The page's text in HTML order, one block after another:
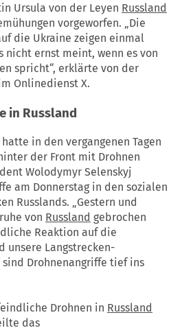
Ursula von der Leyen Russland
vorgeworfen. „Die
die Ukraine zeigen einmal
nicht ernst meint, wenn es von
spricht“, erklärte von der
Onlinedienst X.
in Russland
in den vergangenen Tagen
der Front mit Drohnen
Wolodymyr Selenskyj
am Donnerstag in den sozialen
Russlands. „Gestern und
von Russland gebrochen
Reaktion auf die
unsere Langstrecken-
Drohnenangriffe tief ins
Drohnen in Russland
das